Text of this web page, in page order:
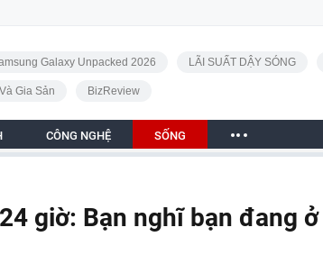
Galaxy Unpacked 2026 LÃI SUẤT DẬY SÓNG
Gia Sản BizReview
CÔNG NGHỆ SỐNG
giờ: Bạn nghĩ bạn đang ở